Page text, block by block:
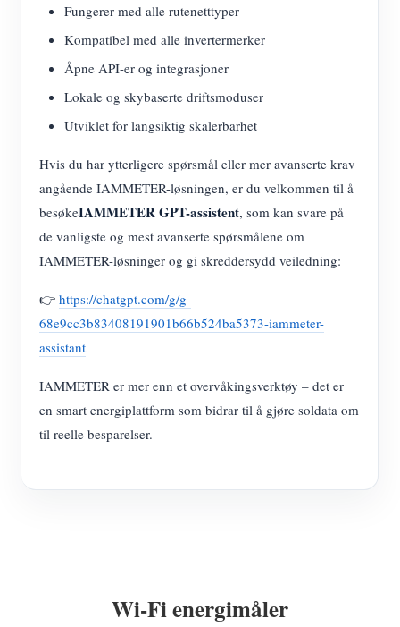
Fungerer med alle rutenetttyper
Kompatibel med alle invertermerker
Åpne API-er og integrasjoner
Lokale og skybaserte driftsmoduser
Utviklet for langsiktig skalerbarhet
Hvis du har ytterligere spørsmål eller mer avanserte krav
angående IAMMETER-løsningen, er du velkommen til å
besøkeIAMMETER GPT-assistent, som kan svare på
de vanligste og mest avanserte spørsmålene om
IAMMETER-løsninger og gi skreddersydd veiledning:
👉 https://chatgpt.com/g/g-
68e9cc3b83408191901b66b524ba5373-iammeter-
assistant
IAMMETER er mer enn et overvåkingsverktøy – det er
en smart energiplattform som bidrar til å gjøre soldata om
til reelle besparelser.
Wi-Fi energimåler